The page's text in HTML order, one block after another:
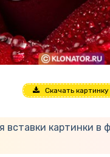
Скачать картинку
вставки картинки в